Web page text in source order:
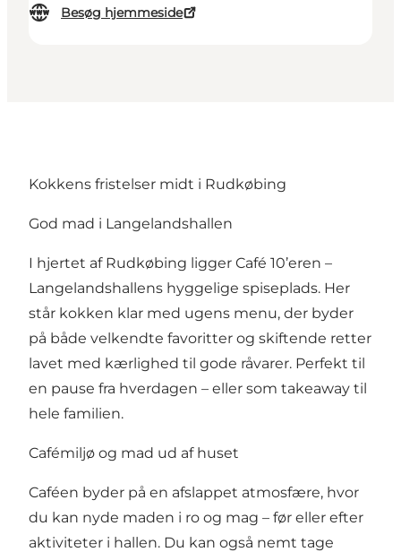
Besøg hjemmeside
Kokkens fristelser midt i Rudkøbing
God mad i Langelandshallen
I hjertet af Rudkøbing ligger Café 10’eren –
Langelandshallens hyggelige spiseplads. Her
står kokken klar med ugens menu, der byder
på både velkendte favoritter og skiftende retter
lavet med kærlighed til gode råvarer. Perfekt til
en pause fra hverdagen – eller som takeaway til
hele familien.
Cafémiljø og mad ud af huset
Caféen byder på en afslappet atmosfære, hvor
du kan nyde maden i ro og mag – før eller efter
aktiviteter i hallen. Du kan også nemt tage